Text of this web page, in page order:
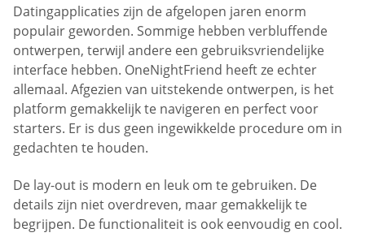
Datingapplicaties zijn de afgelopen jaren enorm
populair geworden. Sommige hebben verbluffende
ontwerpen, terwijl andere een gebruiksvriendelijke
interface hebben. OneNightFriend heeft ze echter
allemaal. Afgezien van uitstekende ontwerpen, is het
platform gemakkelijk te navigeren en perfect voor
starters. Er is dus geen ingewikkelde procedure om in
gedachten te houden.
De lay-out is modern en leuk om te gebruiken. De
details zijn niet overdreven, maar gemakkelijk te
begrijpen. De functionaliteit is ook eenvoudig en cool.